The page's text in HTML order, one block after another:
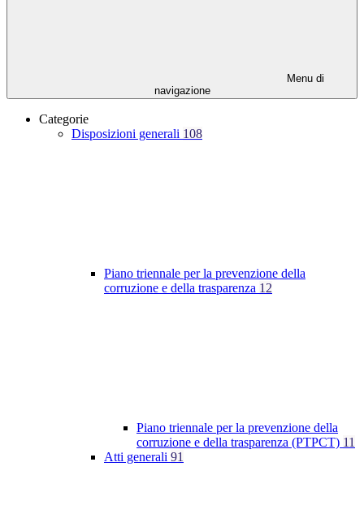
Menu di
navigazione
Categorie
Disposizioni generali 108
Piano triennale per la prevenzione della
corruzione e della trasparenza 12
Piano triennale per la prevenzione della
corruzione e della trasparenza (PTPCT) 11
Atti generali 91